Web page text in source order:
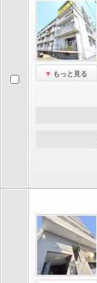
もっと見る